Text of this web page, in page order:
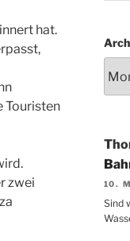
hat.
Touristen
zwei
10.
Sind